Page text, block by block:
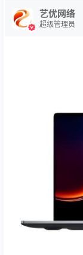
艺优网络
超级管理员